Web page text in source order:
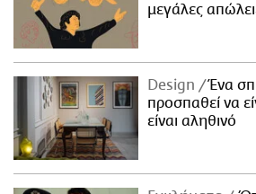
μεγάλες
Design
Ένα
προσπαθεί να
είναι αληθινό